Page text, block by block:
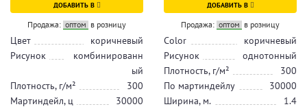
ДОБАВИТЬ В
Продажа: оптом в розницу
Цвет
коричневый
Рисунок
комбинированн
ый
Плотность, г/м²
300
Мартиндейл, ц
30000
ДОБАВИТЬ В
Продажа: оптом в розницу
Color
коричневый
Рисунок
однотонный
Плотность, г/м²
300
По мартиндейлу
30000
Ширина, м.
1.4